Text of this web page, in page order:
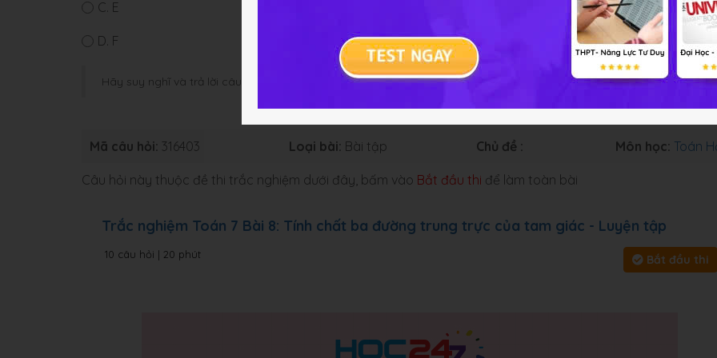
C. E
D. F
Hãy suy nghĩ và trả lời câu hỏi trước khi HOC247 cung cấp đáp án và lời giải
Mã câu hỏi: 316403 Loại bài: Bài tập Chủ đề : Môn học: Toán
Câu hỏi này thuộc đề thi trắc nghiệm dưới đây, bấm vào Bắt đầu thi để làm toàn bài
Trắc nghiệm Toán 7 Bài 8: Tính chất ba đường trung trực của tam giác - Luyện tập
10 câu hỏi | 20 phút Bắt đầu thi